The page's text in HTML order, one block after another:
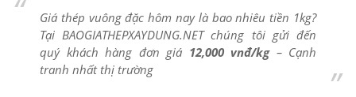
Giá thép vuông đặc hôm nay là bao nhiêu tiền 1kg?
Tại BAOGIATHEPXAYDUNG.NET chúng tôi gửi đến
quý khách hàng đơn giá 12,000 vnđ/kg– Cạnh
tranh nhất thị trường